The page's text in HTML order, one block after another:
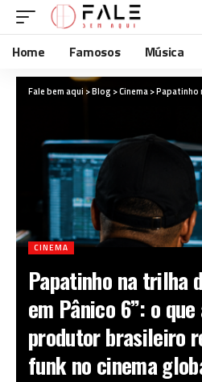
Home Famosos Música
Fale bem aqui >Blog >Cinema>Papatinho na trilha de “Todo
CINEMA
Papatinho na trilha
em Pânico 6”: o
produtor brasileiro
funk no cinema